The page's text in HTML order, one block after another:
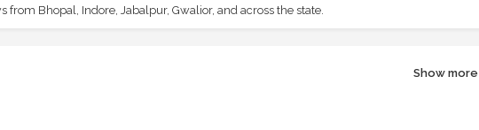
from Bhopal, Indore, Jabalpur, Gwalior, and across the state.
Show more